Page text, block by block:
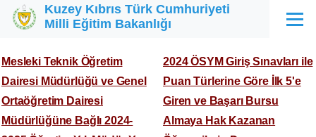
Ana içeriğe atla
Kuzey Kıbrıs Türk Cumhuriyeti
Milli Eğitim Bakanlığı
Menü
Mesleki Teknik Öğretim
Dairesi Müdürlüğü ve Genel
Ortaöğretim Dairesi
Müdürlüğüne Bağlı 2024-
2024 ÖSYM Giriş Sınavları ile
Puan Türlerine Göre İlk 5'e
Giren ve Başarı Bursu
Almaya Hak Kazanan